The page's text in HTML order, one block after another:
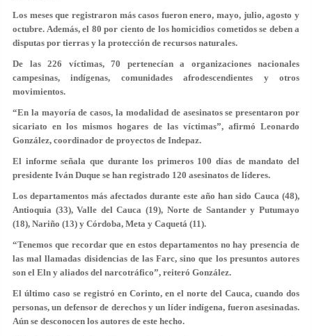
Los meses que registraron más casos fueron enero, mayo, julio, agosto y
octubre. Además, el 80 por ciento de los homicidios cometidos se deben a
disputas por tierras y la protección de recursos naturales.
De las 226 víctimas, 70 pertenecían a organizaciones nacionales
campesinas, indígenas, comunidades afrodescendientes y otros
movimientos.
“En la mayoría de casos, la modalidad de asesinatos se presentaron por
sicariato en los mismos hogares de las víctimas”, afirmó Leonardo
González, coordinador de proyectos de Indepaz.
El informe señala que durante los primeros 100 días de mandato del
presidente Iván Duque se han registrado 120 asesinatos de líderes.
Los departamentos más afectados durante este año han sido Cauca (48),
Antioquia (33), Valle del Cauca (19), Norte de Santander y Putumayo
(18), Nariño (13) y Córdoba, Meta y Caquetá (11).
“Tenemos que recordar que en estos departamentos no hay presencia de
las mal llamadas disidencias de las Farc, sino que los presuntos autores
son el Eln y aliados del narcotráfico”, reiteró González.
El último caso se registró en Corinto, en el norte del Cauca, cuando dos
personas, un defensor de derechos y un líder indígena, fueron asesinadas.
Aún se desconocen los autores de este hecho.